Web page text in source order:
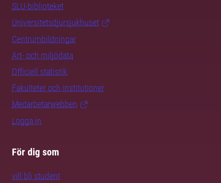
SLU-biblioteket
Universitetsdjursjukhuset
Centrumbildningar
Art- och miljödata
Officiell statistik
Fakulteter och institutioner
Medarbetarwebben
Logga in
För dig som
vill bli student